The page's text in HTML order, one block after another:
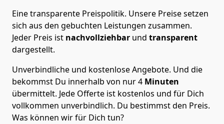
Eine transparente Preispolitik. Unsere Preise setzen
sich aus den gebuchten Leistungen zusammen.
Jeder Preis ist nachvollziehbar und transparent
dargestellt.
Unverbindliche und kostenlose Angebote. Und die
bekommst Du innerhalb von nur4 Minuten
übermittelt. Jede Offerte ist kostenlos und für Dich
vollkommen unverbindlich. Du bestimmst den Preis.
Was können wir für Dich tun?